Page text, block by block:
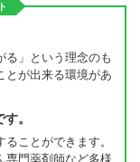
る」という理念のも
とが出来る環境があ
。
ことができます。
専門薬剤師など多様